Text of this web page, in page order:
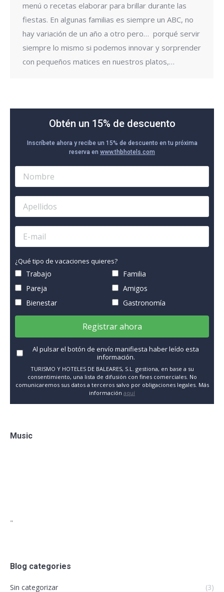
menú o recetas elaborar para brillar durante las
fiestas. En algunas familias es siempre un ABC, no
hay variación de un año a otro pero… porqué servir
siempre lo mismo si podemos innovar y sorprender
con pequeños matices en nuestros platos,…
Obtén un 15% de descuento
Inscríbete ahora y recibe un 15% de descuento en tu próxima
reserva en www.thbhotels.com
¿Qué tipo de vacaciones quieres?
Trabajo
Familia
Pareja
Amigos
Bienestar
Gastronomía
Registrar ahora
Al pulsar el botón de envío manifiesta haber leído esta
información.
TURISMO Y HOTELES DE BALEARES, S.L. gestiona, en base a su
consentimiento, una lista de difusión con fines comerciales. No
comunicaremos sus datos a terceros salvo por obligaciones legales. Más
información aquí
Music
"
Blog categories
Sin categorizar (3)